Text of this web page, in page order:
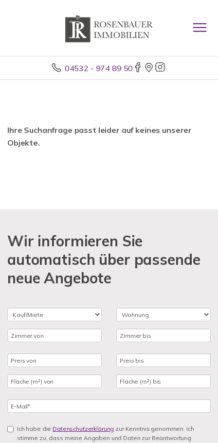
04532 - 974 89 50
Ihre Suchanfrage passt leider auf keines unserer
Objekte.
Wir informieren Sie
automatisch über passende
neue Angebote
Ich habe die Datenschutzerklärung zur Kenntnis genommen. Ich
stimme zu, dass meine Angaben und Daten zur Beantwortung